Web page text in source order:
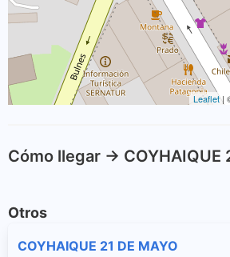
Leaflet|
Cómo llegar -> COYHAIQUE
Otros
COYHAIQUE 21 DE MAYO